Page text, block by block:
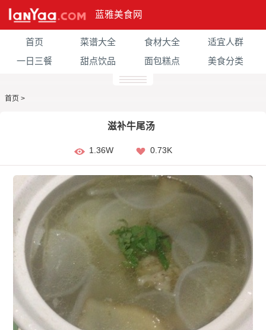
蓝雅美食网
首页 菜谱大全 食材大全
适宜人群
一日三餐
甜点饮品 面包糕点 美食分类
首页 >
滋补牛尾汤
1.36W 0.73K